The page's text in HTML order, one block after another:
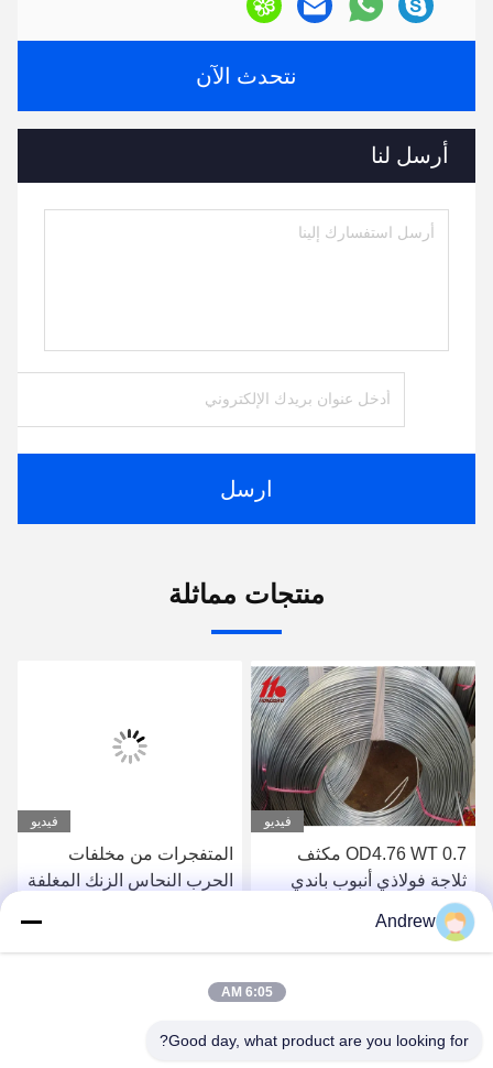
نتحدث الآن
أرسل لنا
ارسل
منتجات مماثلة
فيديو
OD4.76 WT 0.7 مكثف
ثلاجة فولاذي أنبوب باندي
أنبوب فولاذي مطلي بالزنك
احصل على أفضل سعر
فيديو
المتفجرات من مخلفات
الحرب النحاس الزنك المغلفة
120 ساعة
احصل على أفضل سعر
Andrew
6:05 AM
Good day, what product are you looking for?